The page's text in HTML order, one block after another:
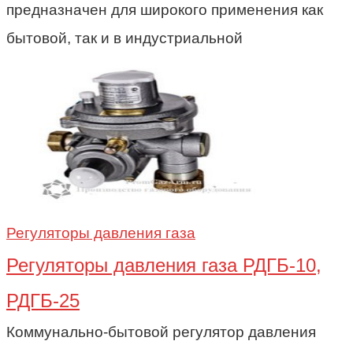
предназначен для широкого применения как
бытовой, так и в индустриальной
Регуляторы давления газа
Регуляторы давления газа РДГБ-10,
РДГБ-25
Коммунально-бытовой регулятор давления